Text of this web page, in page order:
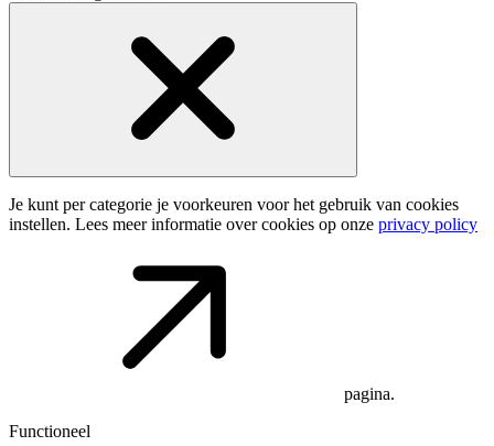
Je kunt per categorie je voorkeuren voor het gebruik van cookies
instellen. Lees meer informatie over cookies op onze privacy policy
pagina.
Functioneel